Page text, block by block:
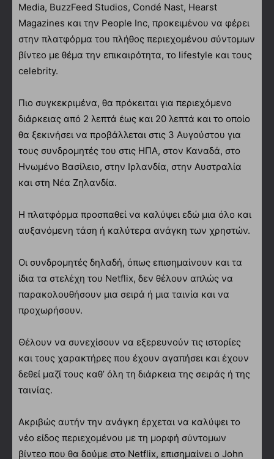
Media, BuzzFeed Studios, Condé Nast, Hearst
Magazines και την People Inc, προκειμένου να φέρει
στην πλατφόρμα του πλήθος περιεχομένου σύντομων
βίντεο με θέμα την επικαιρότητα, το lifestyle και τους
celebrity.
Πιο συγκεκριμένα, θα πρόκειται για περιεχόμενο
διάρκειας από 2 λεπτά έως και 20 λεπτά και το οποίο
θα ξεκινήσει να προβάλλεται στις 3 Αυγούστου για
τους συνδρομητές του στις ΗΠΑ, στον Καναδά, στο
Ηνωμένο Βασίλειο, στην Ιρλανδία, στην Αυστραλία
και στη Νέα Ζηλανδία.
Η πλατφόρμα προσπαθεί να καλύψει εδώ μια όλο και
αυξανόμενη τάση ή καλύτερα ανάγκη των χρηστών.
Οι συνδρομητές δηλαδή, όπως επισημαίνουν και τα
ίδια τα στελέχη του Netflix, δεν θέλουν απλώς να
παρακολουθήσουν μια σειρά ή μια ταινία και να
προχωρήσουν.
Θέλουν να συνεχίσουν να εξερευνούν τις ιστορίες
και τους χαρακτήρες που έχουν αγαπήσει και έχουν
δεθεί μαζί τους καθ’ όλη τη διάρκεια της σειράς ή της
ταινίας.
Ακριβώς αυτήν την ανάγκη έρχεται να καλύψει το
νέο είδος περιεχομένου με τη μορφή σύντομων
βίντεο που θα δούμε στο Netflix, επισημαίνει ο John